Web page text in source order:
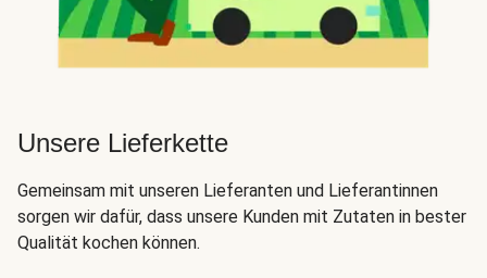
Unsere Lieferkette
Gemeinsam mit unseren Lieferanten und Lieferantinnen
sorgen wir dafür, dass unsere Kunden mit Zutaten in bester
Qualität kochen können.